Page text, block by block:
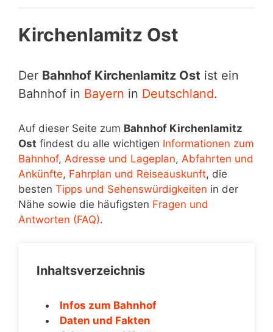
Kirchenlamitz Ost
Der Bahnhof Kirchenlamitz Ost ist ein
Bahnhof in Bayern in Deutschland.
Auf dieser Seite zum Bahnhof Kirchenlamitz
Ost findest du alle wichtigen Informationen zum
Bahnhof, Adresse und Lageplan, Abfahrten und
Ankünfte, Fahrplan und Reiseauskunft, die
besten Tipps und Sehenswürdigkeiten in der
Nähe sowie die häufigsten Fragen und
Antworten (FAQ).
Inhaltsverzeichnis
Infos zum Bahnhof
Daten und Fakten